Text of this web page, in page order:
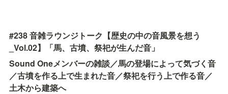
#238 音雑ラウンジトーク【歴史の中の音風景を想う
_Vol.02】「馬、古墳、祭祀が生んだ音」
Sound Oneメンバーの雑談／馬の登場によって気づく音
／古墳を作る上で生まれた音／祭祀を行う上で作る音／
土木から建築へ